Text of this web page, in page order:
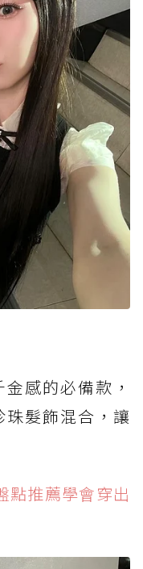
感的必備款，
髮飾混合，讓
點推薦學會穿出